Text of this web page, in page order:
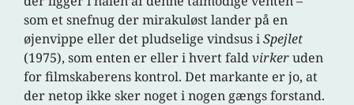
som et snefnug der mirakuløst lander på en
øjenvippe eller det pludselige vindsus iSpejlet
(1975), som enten er eller i hvert faldvirkeruden
for filmskaberens kontrol. Det markante er jo, at
der netop ikke sker noget i nogen gængs forstand.